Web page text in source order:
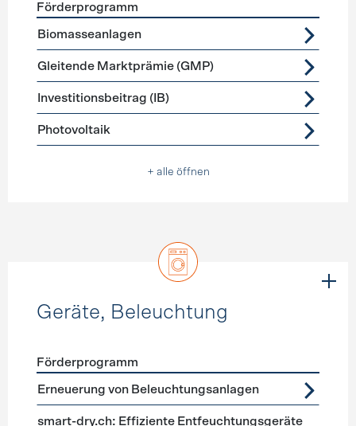
Förderprogramme
Förderprogramm
Biomasseanlagen
Gleitende Marktprämie (GMP)
Investitionsbeitrag (IB)
Photovoltaik
+ alle öffnen
Geräte, Beleuchtung
Förderprogramme Geräte, Beleuchtung
Förderprogramm
Erneuerung von Beleuchtungsanlagen
smart-dry.ch: Effiziente Entfeuchtungsgeräte